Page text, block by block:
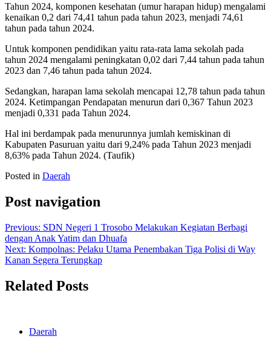
Tahun 2024, komponen kesehatan (umur harapan hidup) mengalami
kenaikan 0,2 dari 74,41 tahun pada tahun 2023, menjadi 74,61
tahun pada tahun 2024.
Untuk komponen pendidikan yaitu rata-rata lama sekolah pada
tahun 2024 mengalami peningkatan 0,02 dari 7,44 tahun pada tahun
2023 dan 7,46 tahun pada tahun 2024.
Sedangkan, harapan lama sekolah mencapai 12,78 tahun pada tahun
2024. Ketimpangan Pendapatan menurun dari 0,367 Tahun 2023
menjadi 0,331 pada Tahun 2024.
Hal ini berdampak pada menurunnya jumlah kemiskinan di
Kabupaten Pasuruan yaitu dari 9,24% pada Tahun 2023 menjadi
8,63% pada Tahun 2024. (Taufik)
Posted in Daerah
Post navigation
Previous: SDN Negeri 1 Trosobo Melakukan Kegiatan Berbagi
dengan Anak Yatim dan Dhuafa
Next: Kompolnas: Pelaku Utama Penembakan Tiga Polisi di Way
Kanan Segera Terungkap
Related Posts
Daerah